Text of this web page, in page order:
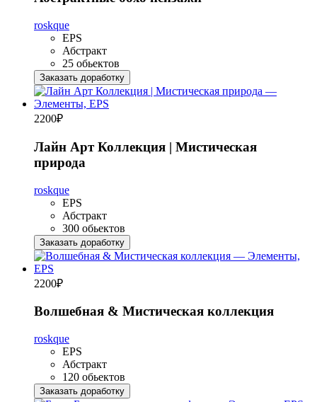
roskque
EPS
Абстракт
25 обьектов
Заказать доработку
2200₽
Лайн Арт Коллекция | Мистическая
природа
roskque
EPS
Абстракт
300 обьектов
Заказать доработку
2200₽
Волшебная & Мистическая коллекция
roskque
EPS
Абстракт
120 обьектов
Заказать доработку